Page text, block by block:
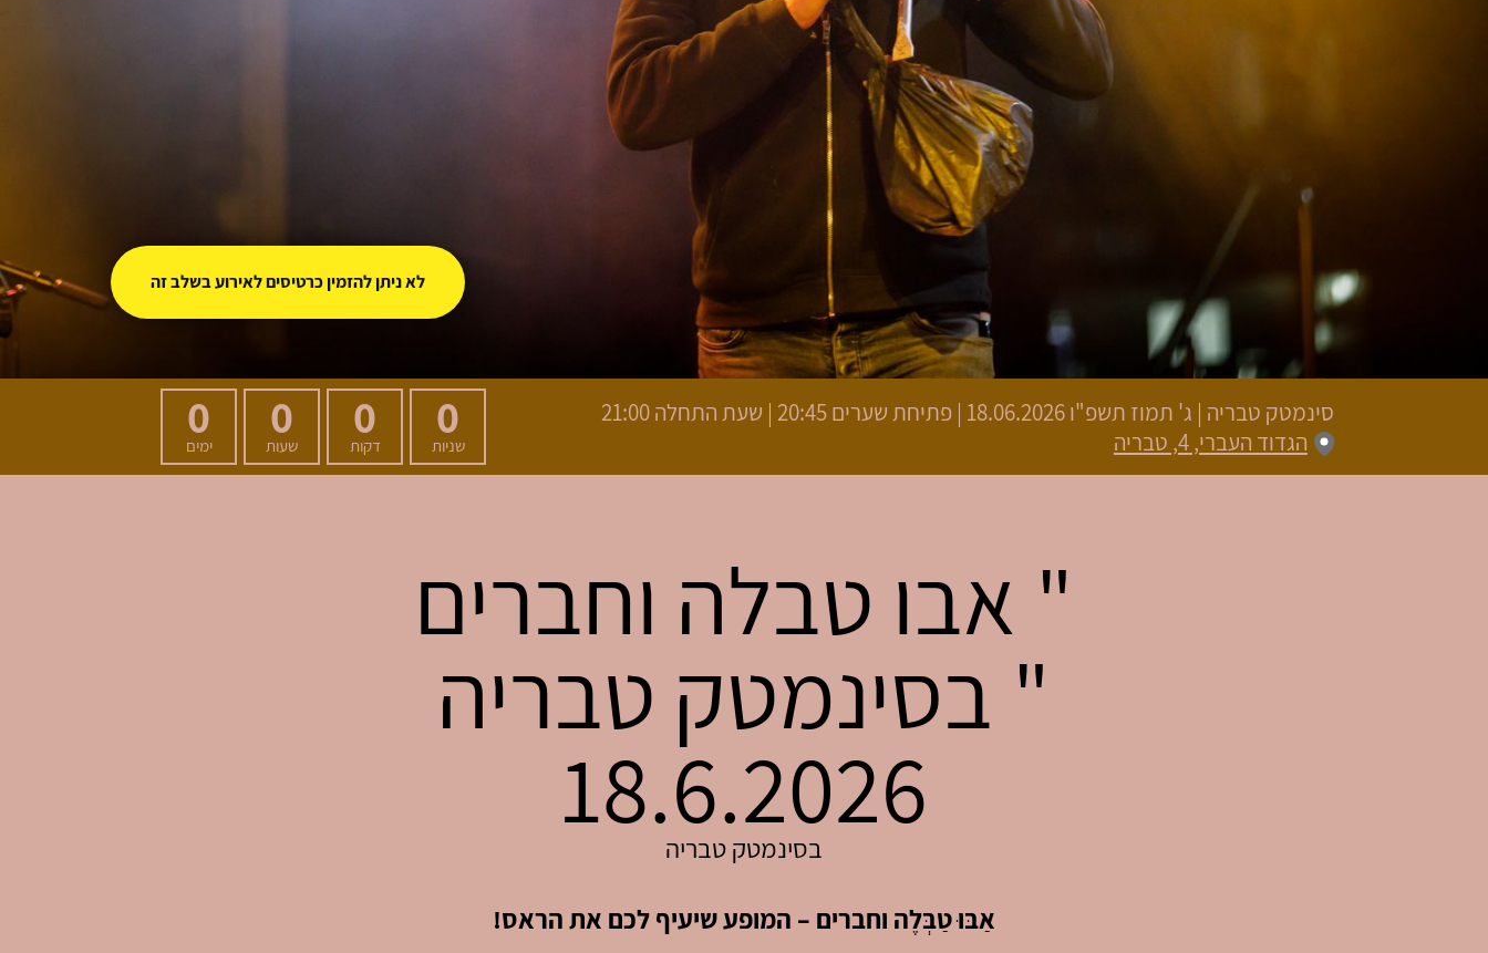
סינמטק טבריה | ג' תמוז תשפ"ו18.06.2026 | פתיחת שערים 20:45 | שעת התחלה 21:00
הגדוד העברי, 4, טבריה
0
שניות
0
דקות
0
שעות
0
ימים
" אבו טבלה וחברים
" בסינמטק טבריה
18.6.2026
בסינמטק טבריה
אַבּוּ טַבְּלֶה וחברים – המופע שיעיף לכם את הראס!
לא ניתן להזמין כרטיסים לאירוע בשלב זה